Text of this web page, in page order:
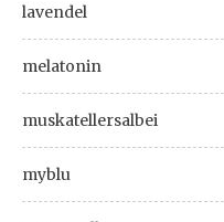
lavendel
melatonin
muskatellersalbei
myblu